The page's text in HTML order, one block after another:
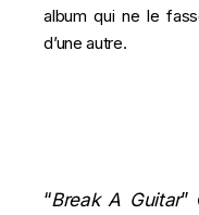
album qui ne le
d’une autre.
“Break A Guitar”